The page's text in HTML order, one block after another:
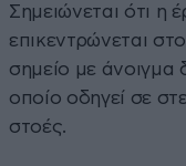
Σημειώνεται ότι η
επικεντρώνεται
σημείο με άνοιγμα
οποίο οδηγεί σε
στοές.